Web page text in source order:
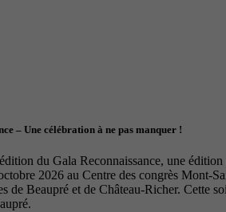
– Une célébration à ne pas manquer !
du Gala Reconnaissance, une
2026 au Centre des congrès Mont-
Beaupré et de Château-Richer. Cette